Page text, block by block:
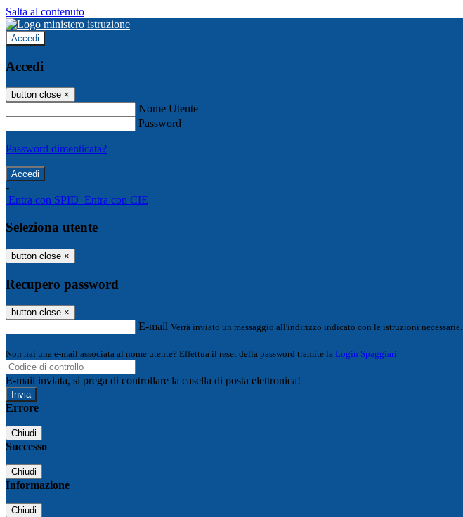
Salta al contenuto
Accedi
Accedi
button close ×
Nome Utente
Password
Password dimenticata?
-
Entra con SPID Entra con CIE
Seleziona utente
button close ×
Recupero password
button close ×
E-mail Verrà inviato un messaggio all'indirizzo indicato con le istruzioni necessarie.
Non hai una e-mail associata al nome utente? Effettua il reset della password tramite la Login Spaggiari
E-mail inviata, si prega di controllare la casella di posta elettronica!
Errore
Chiudi
Successo
Chiudi
Informazione
Chiudi